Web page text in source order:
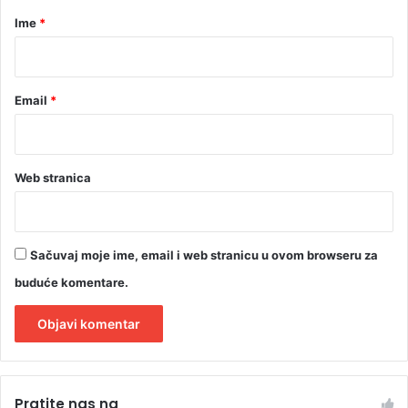
e
n
o
r
?
rIme *
Email *
Web stranica
Sačuvaj moje ime, email i web stranicu u ovom browseru za
buduće komentare.
Pratite nas na